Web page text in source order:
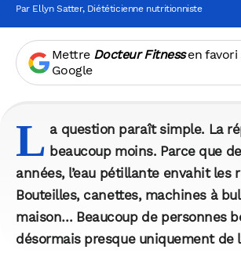
Par Ellyn Satter, Diététicienne nutritionniste
Mettre Docteur Fitnessen favori
Google
L a question paraît simple. La
beaucoup moins. Parce que
années, l’eau pétillante envahit les
Bouteilles, canettes, machines à
maison… Beaucoup de personnes
désormais presque uniquement de